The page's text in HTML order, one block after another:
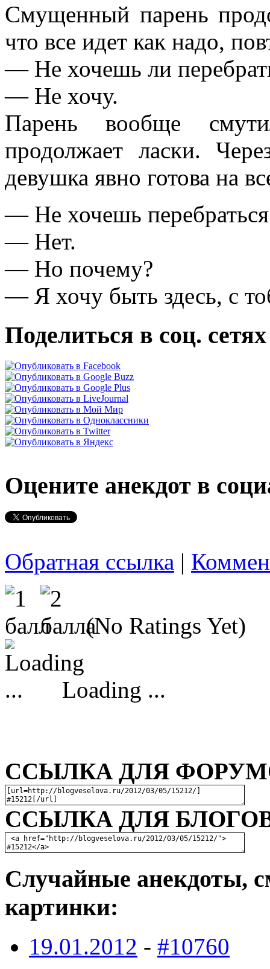
Смущенный парень
что все идет как надо,
— Не хочешь ли
— Не хочу.
Парень вообще
продолжает ласки.
девушка явно готова на
— Не хочешь перебраться
— Нет.
— Но почему?
— Я хочу быть здесь, с
Поделиться в соц. сетях
Оцените анекдот в
Обратная ссылка |
(No Ratings Yet)
Loading ...
ССЫЛКА ДЛЯ
ССЫЛКА ДЛЯ БЛОГОВ
Случайные анекдоты,
картинки:
19.01.2012 - #10760